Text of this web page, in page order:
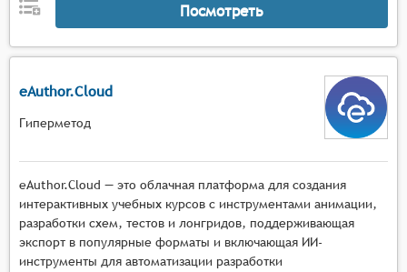
Посмотреть
eAuthor.Cloud
Гиперметод
eAuthor.Cloud — это облачная платформа для создания
интерактивных учебных курсов с инструментами анимации,
разработки схем, тестов и лонгридов, поддерживающая
экспорт в популярные форматы и включающая ИИ-
инструменты для автоматизации разработки